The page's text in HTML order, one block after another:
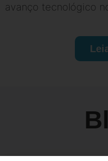
avanço tecnológico